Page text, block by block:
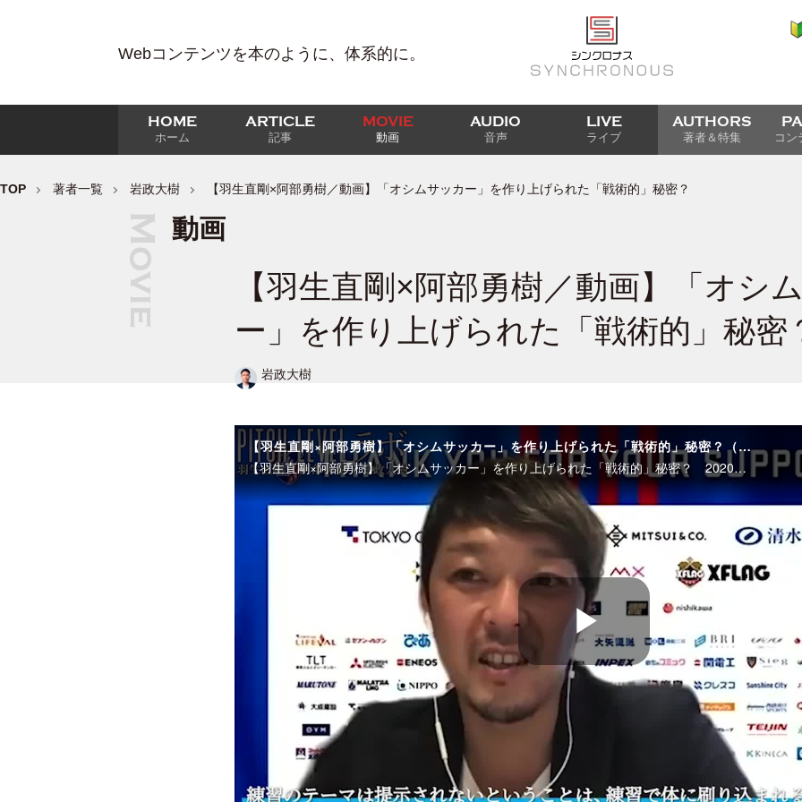
Webコンテンツを本のように、体系的に。
HOME
ホーム
ARTICLE
記事
MOVIE
動画
AUDIO
音声
LIVE
ライブ
AUTHORS
著者＆特集 コン
TOP 著者一覧 岩政大樹 【羽生直剛×阿部勇樹／動画】「オシムサッカー」を作り上げられた「戦術的」秘密？
動画
【羽生直剛×阿部勇樹／動画】「オシ
ー」を作り上げられた「戦術的」秘密
岩政大樹
【羽生直剛×阿部勇樹】「オシムサッカー」を作り上げられた「戦術的」秘密？（動画）
【羽生直剛×阿部勇樹】「オシムサッカー」を作り上げられた「戦術的」秘密？ 2020年8月
P